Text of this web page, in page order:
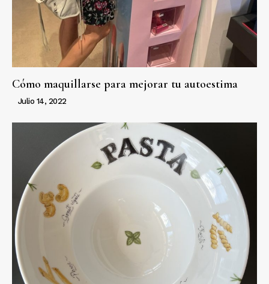
Cómo maquillarse para mejorar tu autoestima
Julio 14, 2022